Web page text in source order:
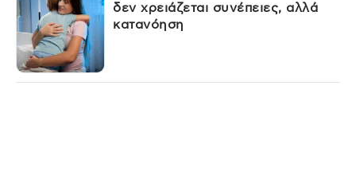
δεν χρειάζεται συνέπειες, αλλά
κατανόηση